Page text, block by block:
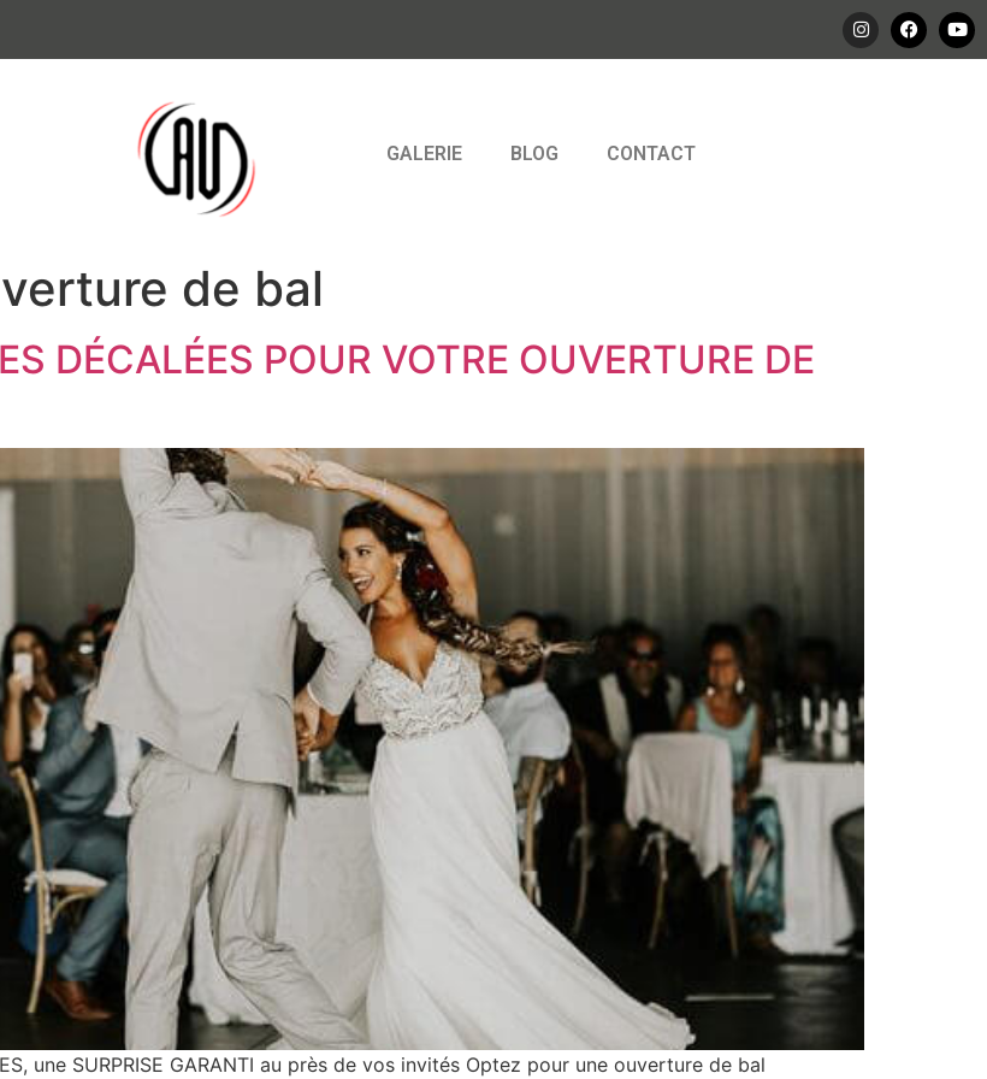
GALERIE BLOG CONTACT
de bal
DÉCALÉES POUR VOTRE OUVERTURE DE
une SURPRISE GARANTI au près de vos invités Optez pour une ouverture de bal